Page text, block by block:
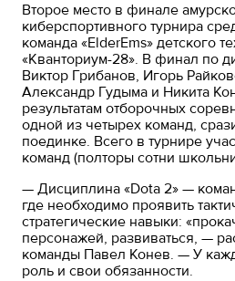
Второе место в финале
киберспортивного турнира
команда «ElderEms» детского
«Кванториум-28». В финал по
Виктор Грибанов, Игорь
Александр Гудыма и Никита
результатам отборочных
одной из четырех команд,
поединке. Всего в турнире
команд (полторы сотни
— Дисциплина «Dota 2» —
где необходимо проявить
стратегические навыки:
персонажей, развиваться, —
команды Павел Конев. — У
роль и свои обязанности.